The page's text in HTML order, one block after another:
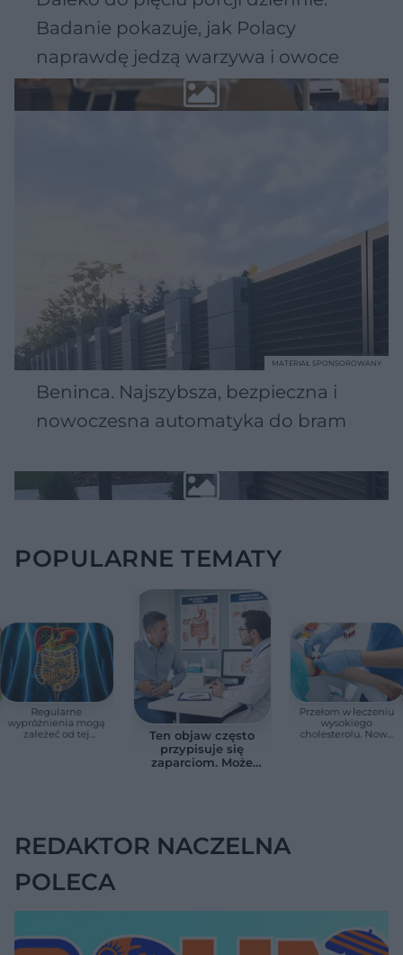
Badanie pokazuje, jak Polacy
naprawdę jedzą warzywa i owoce
Beninca. Najszybsza, bezpieczna i
nowoczesna automatyka do bram
MATERIAŁ SPONSOROWANY
POPULARNE TEMATY
Regularne
wypróżnienia mogą
zależeć od tej
Ten objaw często
przypisuje się
zaparciom. Może
Przełom w leczeniu
wysokiego
cholesterolu. Nowa
REDAKTOR NACZELNA
POLECA